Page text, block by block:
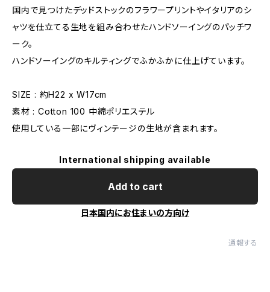
国内で見つけたデッドストックのフラワープリントやイタリアのシ
ャツを仕立てる生地を組み合わせたハンドソーイングのパッチワ
ーク。
ハンドソーイングのキルティングでふかふかに仕上げています。
SIZE : 約H22 x W17cm
素材 : Cotton 100 中綿ポリエステル
使用している一部にヴィンテージの生地が含まれます。
International shipping available
Add to cart
日本国内にお住まいの方向け
通報する